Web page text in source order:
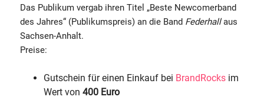
Das Publikum vergab ihren Titel „Beste Newcomerband
des Jahres“ (Publikumspreis) an die Band Federhallaus
Sachsen-Anhalt.
Preise:
Gutschein für einen Einkauf bei BrandRocks im
Wert von 400 Euro